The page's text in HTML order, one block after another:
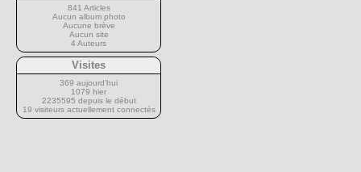
841 Articles
Aucun album photo
Aucune brève
Aucun site
4 Auteurs
Visites
369 aujourd’hui
1079 hier
2235595 depuis le début
19 visiteurs actuellement connectés